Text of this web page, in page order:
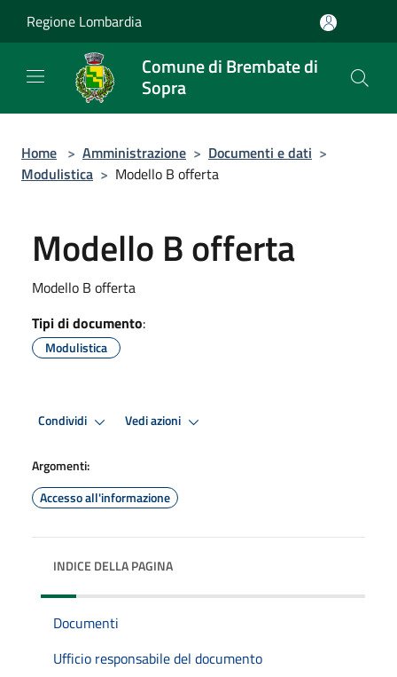
Regione Lombardia
Comune di Brembate di
Sopra
Home > Amministrazione > Documenti e dati >
Modulistica > Modello B offerta
Modello B offerta
Modello B offerta
Tipi di documento:
Modulistica
Condividi Vedi azioni
Argomenti:
Accesso all'informazione
INDICE DELLA PAGINA
Documenti
Ufficio responsabile del documento